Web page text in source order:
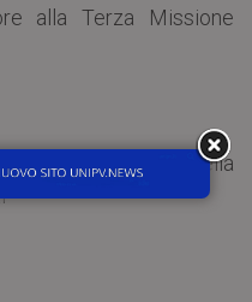
alla Terza Missione
scientifico della